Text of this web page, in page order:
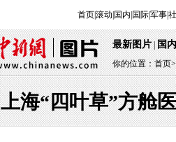
首页|滚动 国内 国际|军事|
最新图片 | 国内
你的位置：首页
上海“四叶草”方舱